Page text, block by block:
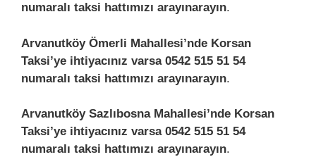
numaralı taksi hattımızı arayınarayın.
Arvanutköy Ömerli Mahallesi’nde Korsan
Taksi’ye ihtiyacınız varsa 0542 515 51 54
numaralı taksi hattımızı arayınarayın.
Arvanutköy Sazlıbosna Mahallesi’nde Korsan
Taksi’ye ihtiyacınız varsa 0542 515 51 54
numaralı taksi hattımızı arayınarayın.